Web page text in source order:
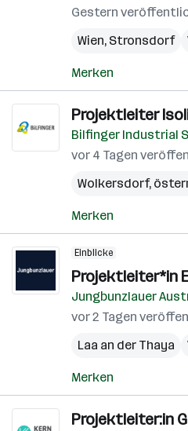
Gestern
Wien, Stronsdorf
Merken
Projektleiter
Bilfinger Industrial
vor 4 Tagen
Wolkersdorf,
Merken
Einblicke
Projektleiter*in
Jungbunzlauer
vor 2 Tagen
Laa an der Thaya
Merken
Projektleiter:in